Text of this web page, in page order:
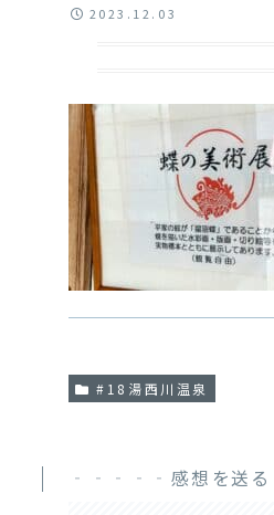
2023.12.03
#18湯西川温泉
‐‐‐‐‐感想を送